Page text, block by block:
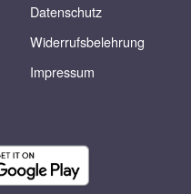
Datenschutz
Widerrufsbelehrung
Impressum